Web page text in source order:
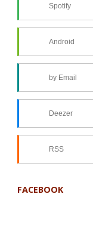
Spotify
Android
by Email
Deezer
RSS
FACEBOOK